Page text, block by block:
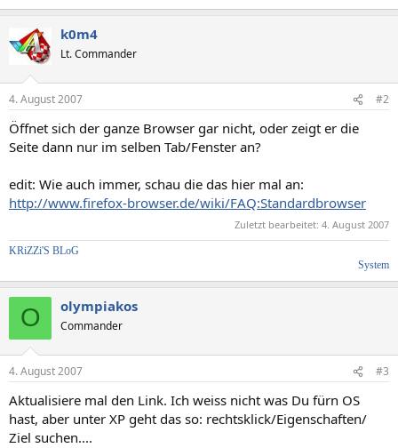
k0m4
Lt. Commander
4. August 2007 #2
Öffnet sich der ganze Browser gar nicht, oder zeigt er die
Seite dann nur im selben Tab/Fenster an?
edit: Wie auch immer, schau die das hier mal an:
http://www.firefox-browser.de/wiki/FAQ:Standardbrowser
Zuletzt bearbeitet: 4. August 2007
KRiZZi'S BLoG
System
O olympiakos
Commander
4. August 2007 #3
Aktualisiere mal den Link. Ich weiss nicht was Du fürn OS
hast, aber unter XP geht das so: rechtsklick/Eigenschaften/
Ziel suchen....